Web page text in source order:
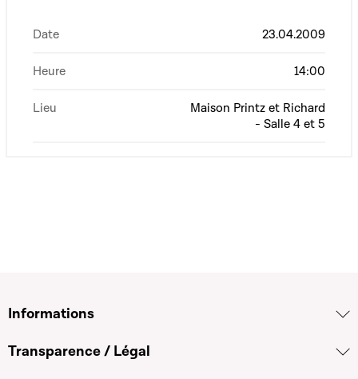
Date 23.04.2009
Heure 14:00
Lieu
Maison Printz et Richard
- Salle 4 et 5
Informations
Transparence / Légal